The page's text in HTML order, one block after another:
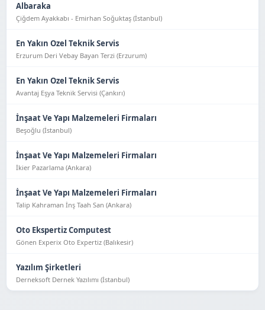
Albaraka
Çiğdem Ayakkabı - Emirhan Soğuktaş (İstanbul)
En Yakın Ozel Teknik Servis
Erzurum Deri Vebay Bayan Terzi (Erzurum)
En Yakın Ozel Teknik Servis
Avantaj Eşya Tekni̇k Servi̇si̇ (Çankırı)
İnşaat Ve Yapı Malzemeleri Firmaları
Beşoğlu (İstanbul)
İnşaat Ve Yapı Malzemeleri Firmaları
İkier Pazarlama (Ankara)
İnşaat Ve Yapı Malzemeleri Firmaları
Talip Kahraman İnş Taah San (Ankara)
Oto Ekspertiz Computest
Gönen Experix Oto Expertiz (Balıkesir)
Yazılım Şirketleri
Derneksoft Dernek Yazılımı (İstanbul)